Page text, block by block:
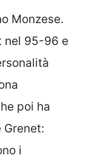
Monzese.
nel 95-96 e
poi ha
i